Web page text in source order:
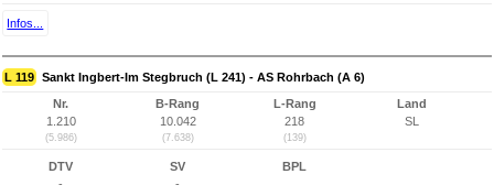
Infos...
L 119 Sankt Ingbert-Im Stegbruch (L 241) - AS Rohrbach (A 6)
Nr.
1.210
(5.986)
B-Rang
10.042
(7.638)
L-Rang
218
(139)
Land
SL
DTV
-
SV
-
BPL